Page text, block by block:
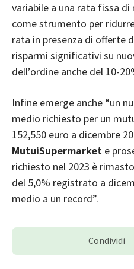
variabile a una rata fissa
come strumento per
rata in presenza di offerte
risparmi significativi su
dell’ordine anche del 10-
Infine emerge anche “un
medio richiesto per un
152,550 euro a dicembre
MutuiSupermarket e
richiesto nel 2023 è
del 5,0% registrato a
medio a un record”.
Condividi